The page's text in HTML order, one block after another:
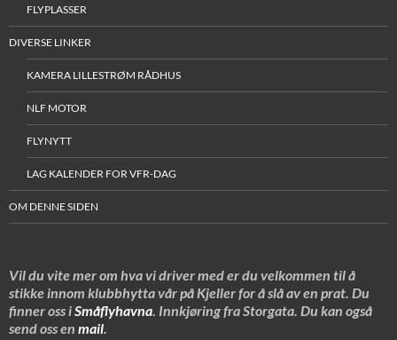
FLYPLASSER
DIVERSE LINKER
KAMERA LILLESTRØM RÅDHUS
NLF MOTOR
FLYNYTT
LAG KALENDER FOR VFR-DAG
OM DENNE SIDEN
Vil du vite mer om hva vi driver med er du velkommen til å
stikke innom klubbhytta vår på Kjeller for å slå av en prat. Du
finner oss iSmåflyhavna. Innkjøring fra Storgata. Du kan også
send oss en mail.